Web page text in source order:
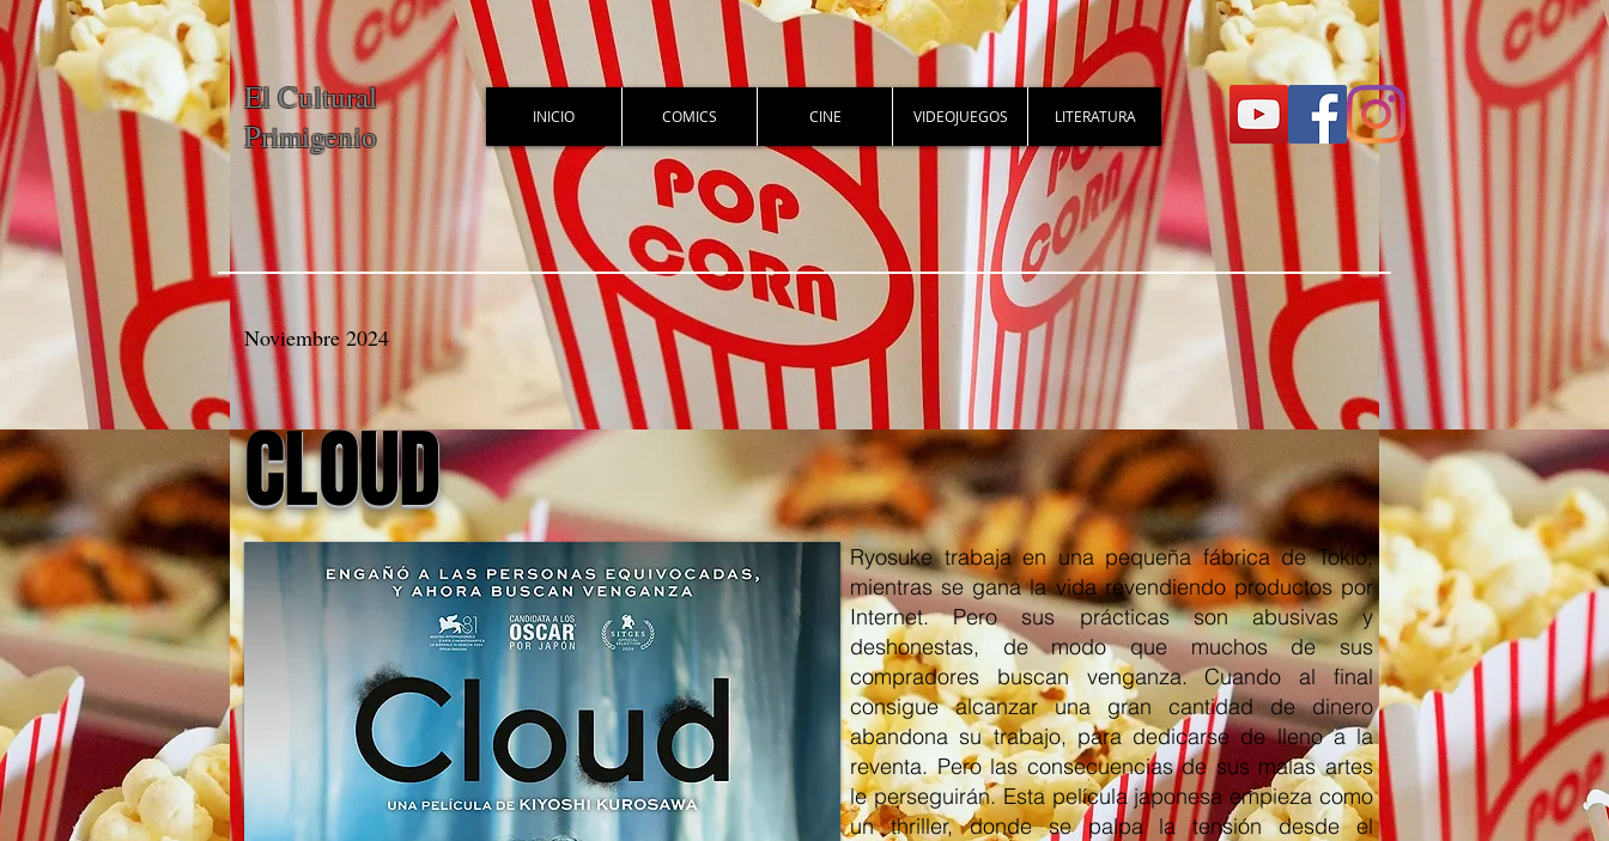
El Cultural
Primigenio
INICIO COMICS CINE VIDEOJUEGOS LITERATURA
Noviembre 2024
CLOUD
Ryosuke trabaja en una pequeña fábrica de Tokio,
mientras se gana la vida revendiendo productos por
Internet. Pero sus prácticas son abusivas y
deshonestas, de modo que muchos de sus
compradores buscan venganza. Cuando al final
consigue alcanzar una gran cantidad de dinero
abandona su trabajo, para dedicarse de lleno a la
reventa. Pero las consecuencias de sus malas artes
le perseguirán. Esta película japonesa empieza como
un thriller, donde se palpa la tensión desde el